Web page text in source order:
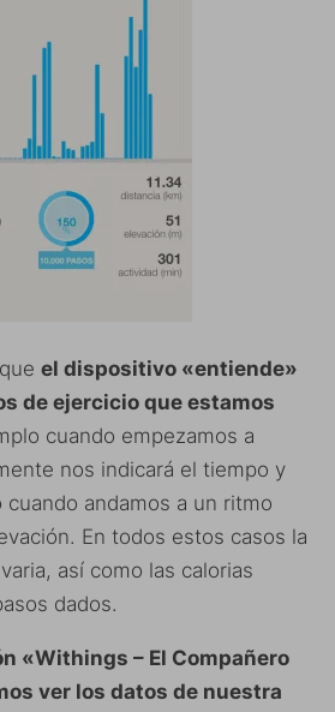
el dispositivo «entiende»
de ejercicio que estamos
cuando empezamos a
nos indicará el tiempo y
cuando andamos a un ritmo
En todos estos casos la
así como las calorias
dados.
«Withings – El Compañero
ver los datos de nuestra